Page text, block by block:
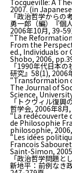
Tocqueville: A
2007. (in
「政治哲学から
勇一郎（編）『個
2006年10月, 39-59
“The
From the
ed., Individuals or
Shobo, 2006,
「1990年代日本
研究』58(1), 2006
“Transformation
The Journal of
Science,
「トクヴィル復
哲学会, 2006年8月
“La redécouverte
de Philosophie
philosophie,
“Les idées
Francois
Saint-Simon,
「政治哲学問題
新地平：前例なき